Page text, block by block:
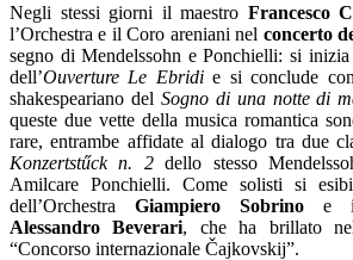
Negli stessi giorni il maestro Francesco
l’Orchestra e il Coro areniani nel concerto
segno di Mendelssohn e Ponchielli: si
dell’Ouverture Le Ebridie si conclude
shakespeariano del Sogno di una notte di
queste due vette della musica romantica
rare, entrambe affidate al dialogo tra due
Konzertstűck n. 2dello stesso
Amilcare Ponchielli. Come solisti si
dell’Orchestra Giampiero Sobrino e il
Alessandro Beverari, che ha brillato
“Concorso internazionale Čajkovskij”.